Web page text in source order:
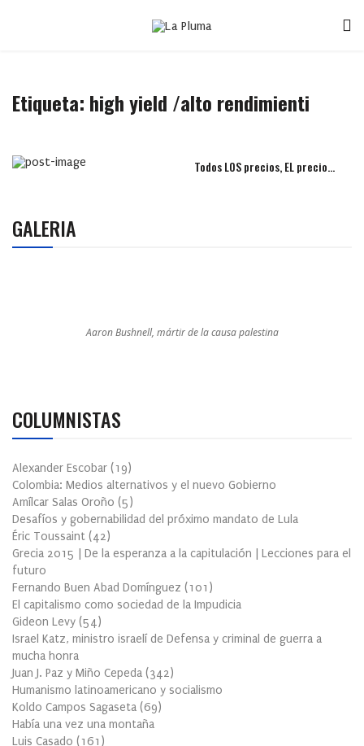
Etiqueta: high yield /alto rendimienti
Todos LOS precios, EL precio…
GALERIA
Aaron Bushnell, mártir de la causa palestina
COLUMNISTAS
Alexander Escobar (19)
Colombia: Medios alternativos y el nuevo Gobierno
Amílcar Salas Oroño (5)
Desafíos y gobernabilidad del próximo mandato de Lula
Éric Toussaint (42)
Grecia 2015 | De la esperanza a la capitulación | Lecciones para el
futuro
Fernando Buen Abad Domínguez (101 )
El capitalismo como sociedad de la Impudicia
Gideon Levy (54)
Israel Katz, ministro israelí de Defensa y criminal de guerra a
mucha honra
Juan J. Paz y Miño Cepeda (342)
Humanismo latinoamericano y socialismo
Koldo Campos Sagaseta (69)
Había una vez una montaña
Luis Casado (161 )